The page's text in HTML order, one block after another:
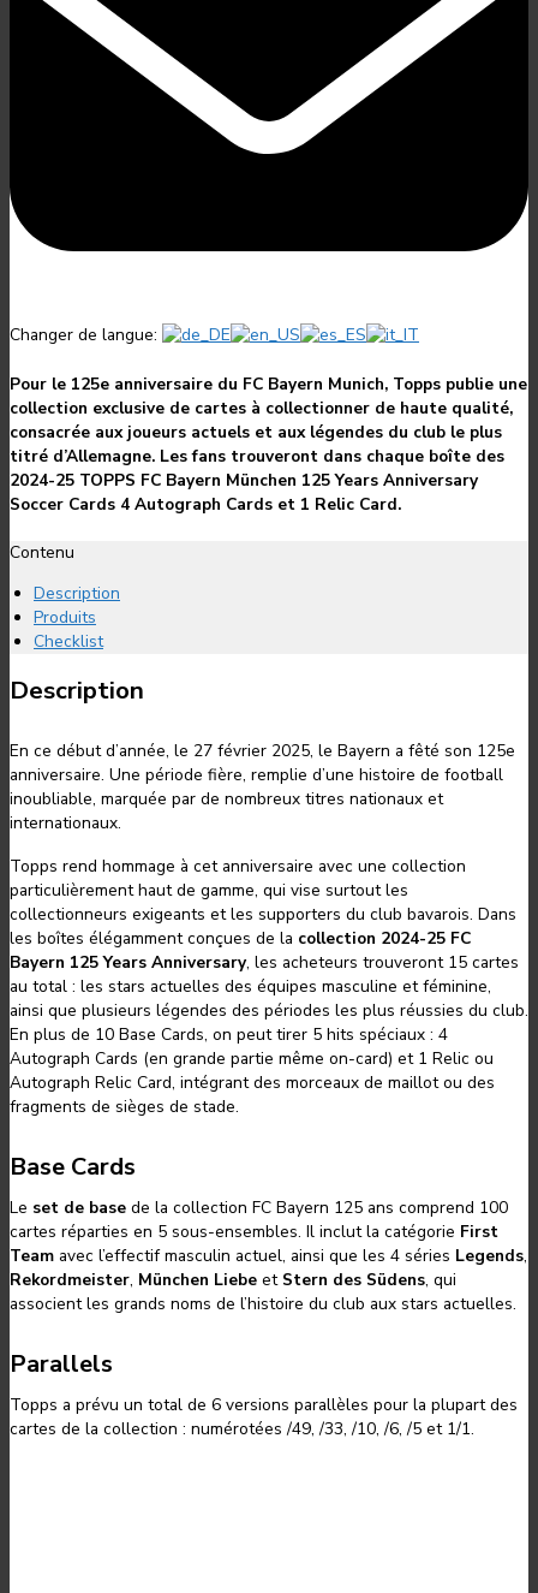
Changer de langue:
Pour le 125e anniversaire du FC Bayern Munich, Topps publie une
collection exclusive de cartes à collectionner de haute qualité,
consacrée aux joueurs actuels et aux légendes du club le plus
titré d’Allemagne. Les fans trouveront dans chaque boîte des
2024-25 TOPPS FC Bayern München 125 Years Anniversary
Soccer Cards 4 Autograph Cards et 1 Relic Card.
Contenu
Description
Produits
Checklist
Description
En ce début d’année, le 27 février 2025, le Bayern a fêté son 125e
anniversaire. Une période fière, remplie d’une histoire de football
inoubliable, marquée par de nombreux titres nationaux et
internationaux.
Topps rend hommage à cet anniversaire avec une collection
particulièrement haut de gamme, qui vise surtout les
collectionneurs exigeants et les supporters du club bavarois. Dans
les boîtes élégamment conçues de la collection 2024-25 FC
Bayern 125 Years Anniversary, les acheteurs trouveront 15 cartes
au total : les stars actuelles des équipes masculine et féminine,
ainsi que plusieurs légendes des périodes les plus réussies du club.
En plus de 10 Base Cards, on peut tirer 5 hits spéciaux : 4
Autograph Cards (en grande partie même on-card) et 1 Relic ou
Autograph Relic Card, intégrant des morceaux de maillot ou des
fragments de sièges de stade.
Base Cards
Le set de base de la collection FC Bayern 125 ans comprend 100
cartes réparties en 5 sous-ensembles. Il inclut la catégorie First
Team avec l’effectif masculin actuel, ainsi que les 4 séries Legends,
Rekordmeister, München Liebe et Stern des Südens, qui
associent les grands noms de l’histoire du club aux stars actuelles.
Parallels
Topps a prévu un total de 6 versions parallèles pour la plupart des
cartes de la collection : numérotées /49, /33, /10, /6, /5 et 1/1.